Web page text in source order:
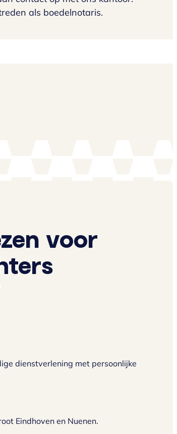
als boedelnotaris.
voor
dienstverlening met persoonlijke
Eindhoven en Nuenen.